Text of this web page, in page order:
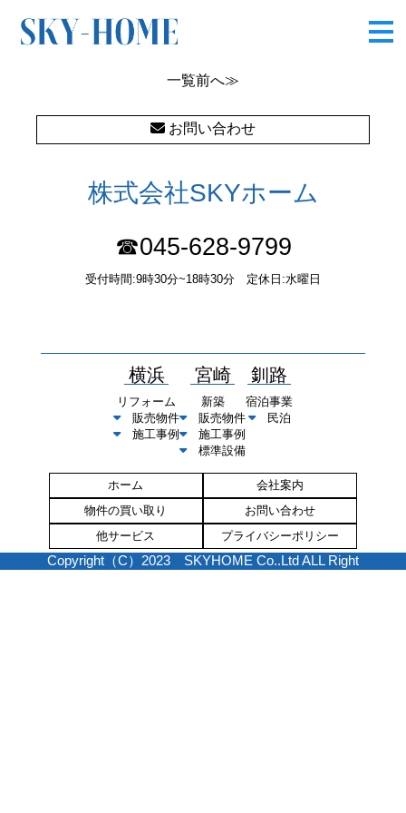
P1270106
一覧前へ≫
お問い合わせ
株式会社SKYホーム
☎045-628-9799
受付時間:9時30分~18時30分 定休日:水曜日
横浜
リフォーム
販売物件
施工事例
宮崎
新築
販売物件
施工事例
標準設備
釧路
宿泊事業
民泊
ホーム
会社案内
物件の買い取り
お問い合わせ
他サービス
プライバシーポリシー
Copyright（C）2023 SKYHOME Co..Ltd ALL Right